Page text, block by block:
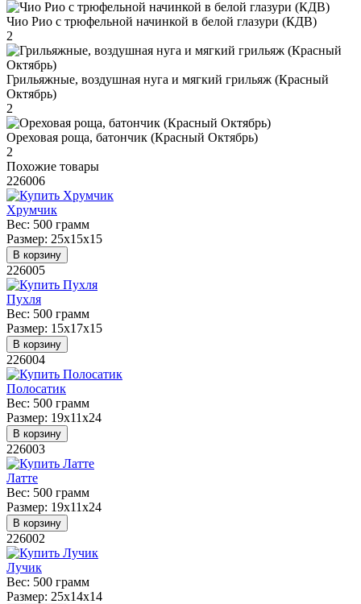
Чио Рио с трюфельной начинкой в белой глазури (КДВ)
2
Грильяжные, воздушная нуга и мягкий грильяж (Красный
Октябрь)
2
Ореховая роща, батончик (Красный Октябрь)
2
Похожие товары
226006
Хрумчик
Вес: 500 грамм
Размер: 25х15х15
В корзину
226005
Пухля
Вес: 500 грамм
Размер: 15х17х15
В корзину
226004
Полосатик
Вес: 500 грамм
Размер: 19х11х24
В корзину
226003
Латте
Вес: 500 грамм
Размер: 19х11х24
В корзину
226002
Лучик
Вес: 500 грамм
Размер: 25х14х14